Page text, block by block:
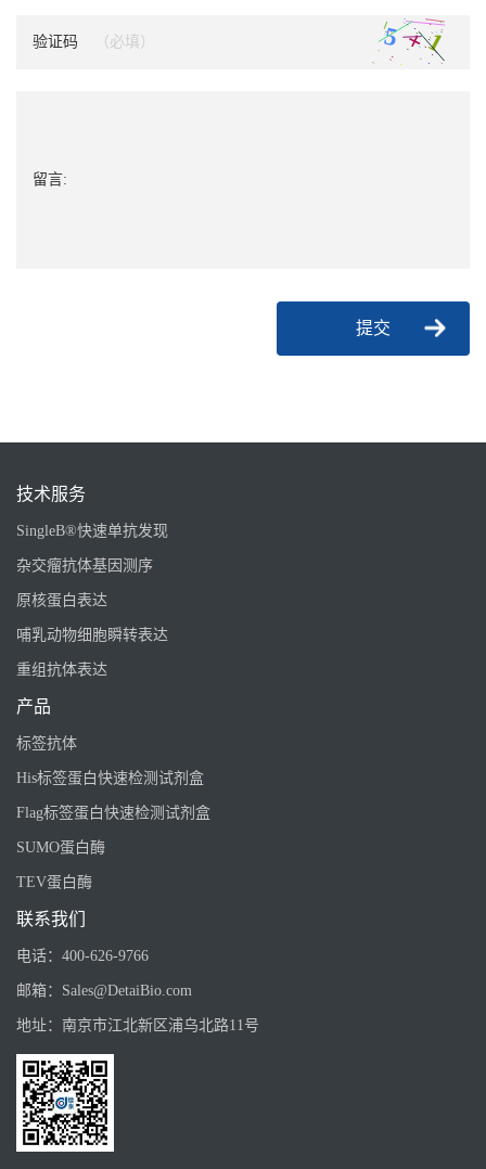
验证码
留言:
提交
技术服务
SingleB®快速单抗发现
杂交瘤抗体基因测序
原核蛋白表达
哺乳动物细胞瞬转表达
重组抗体表达
产品
标签抗体
His标签蛋白快速检测试剂盒
Flag标签蛋白快速检测试剂盒
SUMO蛋白酶
TEV蛋白酶
联系我们
电话： 400-626-9766
邮箱： Sales@DetaiBio.com
地址： 南京市江北新区浦乌北路11号